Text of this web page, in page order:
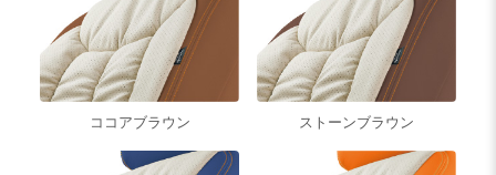
ココアブラウン ストーンブラウン